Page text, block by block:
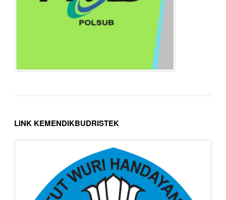
LINK KEMENDIKBUDRISTEK